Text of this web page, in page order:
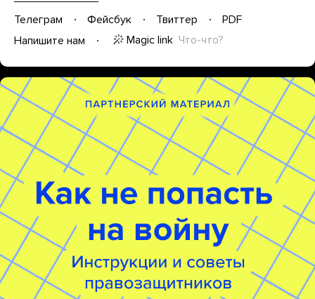
Телеграм Фейсбук Твиттер
PDF
Напишите нам
Magic link Что-что?